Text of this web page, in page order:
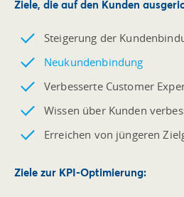
Ziele, die auf den Kunden
Steigerung der
Neukundenbindung
Verbesserte Customer
Wissen über Kunden
Erreichen von jüngeren
Ziele zur KPI-Optimierung: